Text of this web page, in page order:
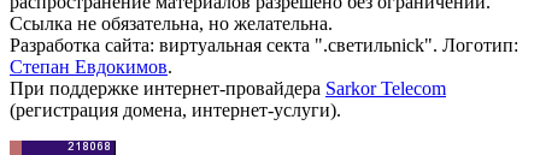
Ссылка не обязательна, но желательна.
Разработка сайта: виртуальная секта ".светильnick". Логотип:
Степан Евдокимов.
При поддержке интернет-провайдера Sarkor Telecom
(регистрация домена, интернет-услуги).